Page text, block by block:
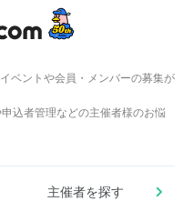
ベントや会員・メンバーの募集が
込者管理などの主催者様のお悩
主催者を探す